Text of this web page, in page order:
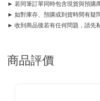
► 若同筆訂單同時包含現貨與預購
► 如對庫存、預購或到貨時間有疑
► 收到商品後若有任何問題，請先
商品評價